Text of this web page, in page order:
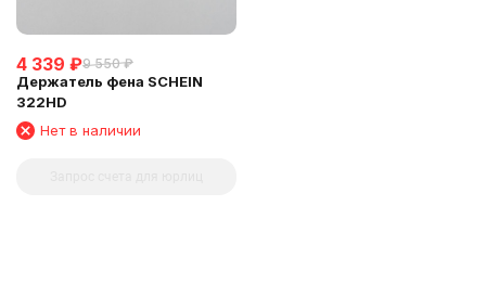
4 339 ₽9 550 ₽
Держатель фена SCHEIN
322HD
Нет в наличии